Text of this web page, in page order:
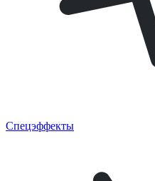
Спецэффекты